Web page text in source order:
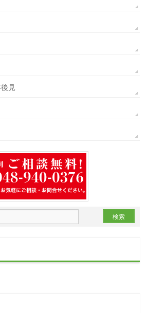
見